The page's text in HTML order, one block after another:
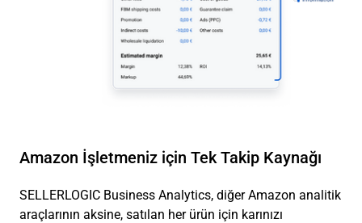
Amazon İşletmeniz için Tek Takip Kaynağı
SELLERLOGIC Business Analytics, diğer Amazon analitik
araçlarının aksine, satılan her ürün için karınızı